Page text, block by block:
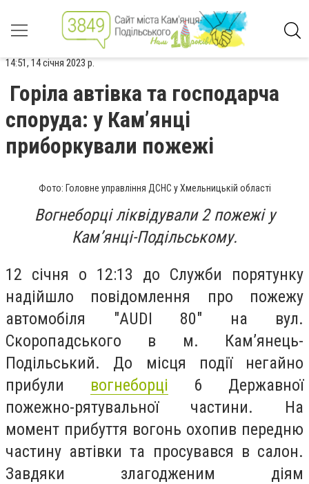
14:51, 14 січня 2023 р.
Горіла автівка та господарча
споруда: у Кам’янці
приборкували пожежі
Фото: Головне управління ДСНС у Хмельницькій області
Вогнеборці ліквідували 2 пожежі у
Кам’янці-Подільському.
12 січня о 12:13 до Служби порятунку
надійшло повідомлення про пожежу
автомобіля "AUDI 80" на вул.
Скоропадського в м. Кам’янець-
Подільський. До місця події негайно
прибули вогнеборці 6 Державної
пожежно-рятувальної частини. На
момент прибуття вогонь охопив передню
частину автівки та просувався в салон.
Завдяки злагодженим діям